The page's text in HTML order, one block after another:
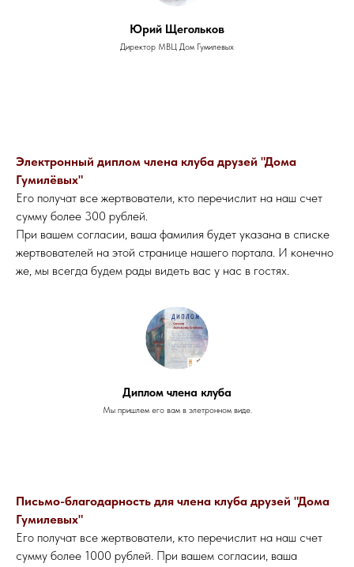
Юрий Щегольков
Директор МВЦ Дом Гумилевых
Электронный диплом члена клуба друзей "Дома
Гумилёвых"
Его получат все жертвователи, кто перечислит на наш счет
сумму более 300 рублей.
При вашем согласии, ваша фамилия будет указана в списке
жертвователей на этой странице нашего портала. И конечно
же, мы всегда будем рады видеть вас у нас в гостях.
Диплом члена клуба
Мы пришлем его вам в элетронном виде.
Письмо-благодарность для члена клуба друзей "Дома
Гумилевых"
Его получат все жертвователи, кто перечислит на наш счет
сумму более 1000 рублей. При вашем согласии, ваша